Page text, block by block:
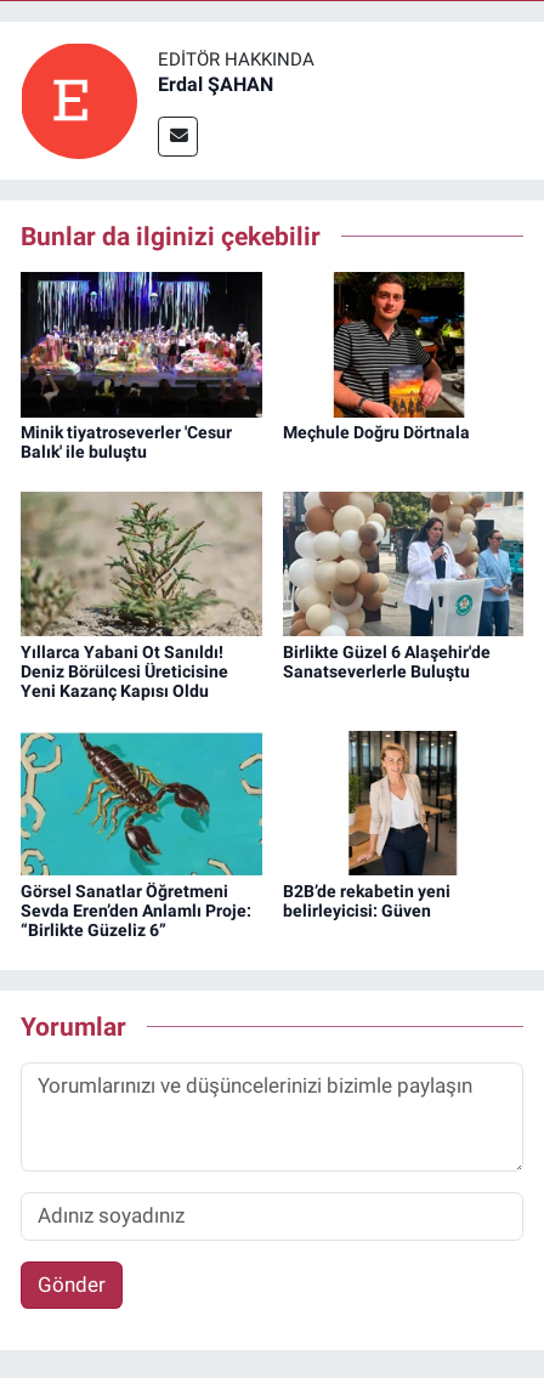
EDITÖR HAKKINDA
Erdal ŞAHAN
Bunlar da ilginizi çekebilir
Minik tiyatroseverler 'Cesur
Balık' ile buluştu
Meçhule Doğru Dörtnala
Yıllarca Yabani Ot Sanıldı!
Deniz Börülcesi Üreticisine
Yeni Kazanç Kapısı Oldu
Birlikte Güzel 6 Alaşehir'de
Sanatseverlerle Buluştu
Görsel Sanatlar Öğretmeni
Sevda Eren’den Anlamlı Proje:
“Birlikte Güzeliz 6”
B2B’de rekabetin yeni
belirleyicisi: Güven
Yorumlar
Gönder